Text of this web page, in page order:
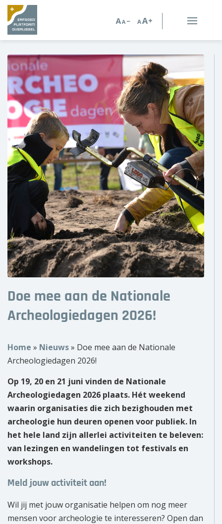
Erfgoedorganisaties
Verhalen
Kennis en advies
Kennisbank
Persoonlijk advies
Nieuws
Agenda
Over ons
Wie zijn wij?
Contact
Doe mee aan de Nationale
Archeologiedagen 2026!
Home » Nieuws» Doe mee aan de Nationale
Archeologiedagen 2026!
Op 19, 20 en 21 juni vinden de Nationale
Archeologiedagen 2026 plaats. Hét weekend
waarin organisaties die zich bezighouden met
archeologie hun deuren openen voor publiek. In
het hele land zijn allerlei activiteiten te beleven:
van lezingen en wandelingen tot festivals en
workshops.
Meld jouw activiteit aan!
Wil jij met jouw organisatie helpen om nog meer
mensen voor archeologie te interesseren? Open dan